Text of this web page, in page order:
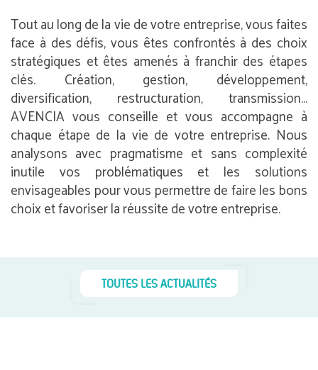
Tout au long de la vie de votre entreprise, vous faites
face à des défis, vous êtes confrontés à des choix
stratégiques et êtes amenés à franchir des étapes
clés. Création, gestion, développement,
diversification, restructuration, transmission…
AVENCIA vous conseille et vous accompagne à
chaque étape de la vie de votre entreprise. Nous
analysons avec pragmatisme et sans complexité
inutile vos problématiques et les solutions
envisageables pour vous permettre de faire les bons
choix et favoriser la réussite de votre entreprise.
TOUTES LES ACTUALITÉS